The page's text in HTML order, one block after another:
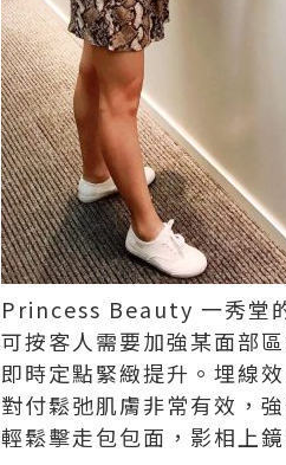
Princess Beauty 一秀堂
可按客人需要加強某面部
即時定點緊緻提升。埋線
對付鬆弛肌膚非常有效，
輕鬆擊走包包面，影相上